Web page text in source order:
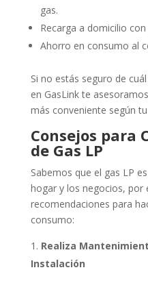
gas.
Recarga a domicilio
Ahorro en consumo al
Si no estás seguro de
en GasLink te
más conveniente según
Consejos para
de Gas LP
Sabemos que el gas LP
hogar y los negocios, por
recomendaciones para
consumo:
Realiza
Instalación